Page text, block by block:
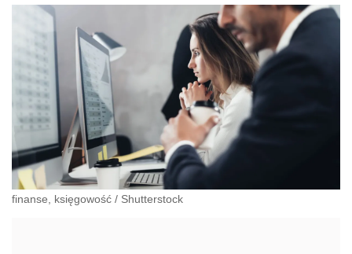
finanse, księgowość / Shutterstock